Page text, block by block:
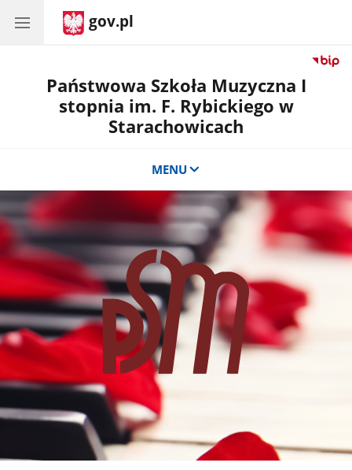
gov.pl
Państwowa Szkoła Muzyczna I
stopnia im. F. Rybickiego w
Starachowicach
MENU